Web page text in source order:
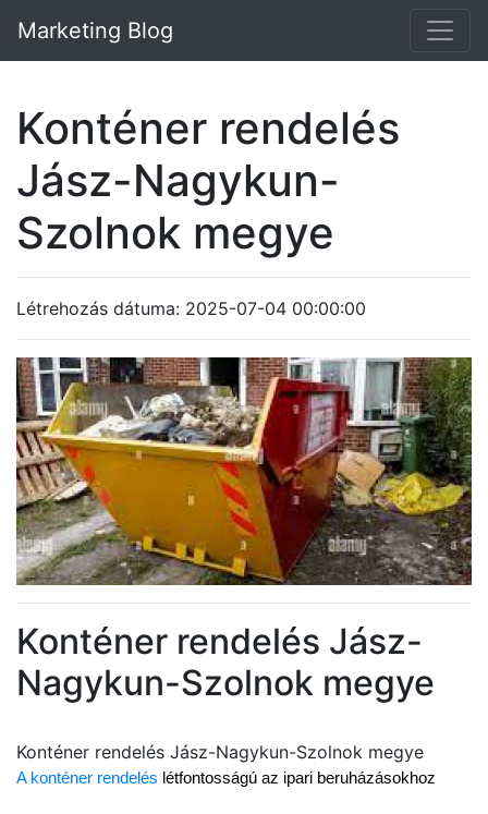
Marketing Blog
Konténer rendelés
Jász-Nagykun-
Szolnok megye
Létrehozás dátuma: 2025-07-04 00:00:00
Konténer rendelés Jász-
Nagykun-Szolnok megye
Konténer rendelés Jász-Nagykun-Szolnok megye
A konténer rendelés létfontosságú az ipari beruházásokhoz